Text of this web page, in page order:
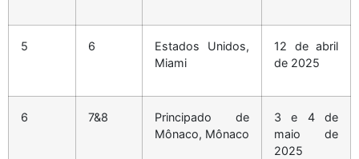
5 6
Estados Unidos,
Miami
12 de abril
de 2025
6 7&8
Principado de
Mônaco, Mônaco
3 e 4 de
maio de
2025